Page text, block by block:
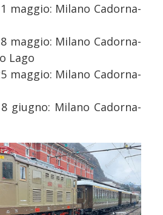
Milano Cadorna-
Milano Cadorna-
Lago
Milano Cadorna-
Milano Cadorna-